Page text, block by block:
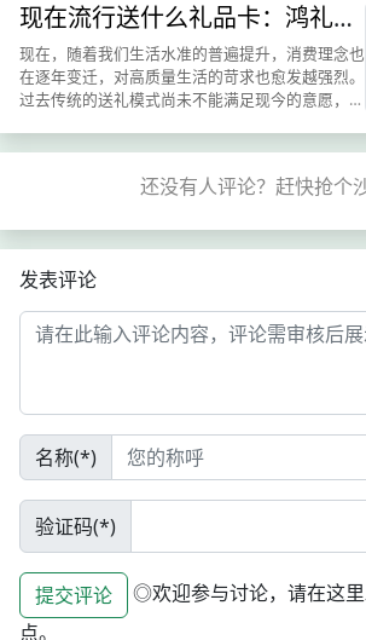
国通用，持卡人可在全国...
现在流行送什么礼品卡：鸿礼福
卡礼品卡成为香饽饽的原因
现在，随着我们生活水准的普遍提升，消费理念也
在逐年变迁，对高质量生活的苛求也愈发越强烈。
过去传统的送礼模式尚未不能满足现今的意愿，人
发表评论
名称(*)
验证码(*)
提交评论
◎欢迎参与讨论，请在这
点。